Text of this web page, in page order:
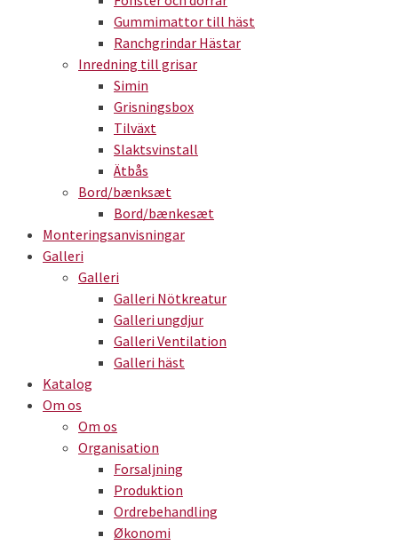
Gummimattor till häst
Ranchgrindar Hästar
Inredning till grisar
Simin
Grisningsbox
Tilväxt
Slaktsvinstall
Ätbås
Bord/bænksæt
Bord/bænkesæt
Monteringsanvisningar
Galleri
Galleri
Galleri Nötkreatur
Galleri ungdjur
Galleri Ventilation
Galleri häst
Katalog
Om os
Om os
Organisation
Forsaljning
Produktion
Ordrebehandling
Økonomi